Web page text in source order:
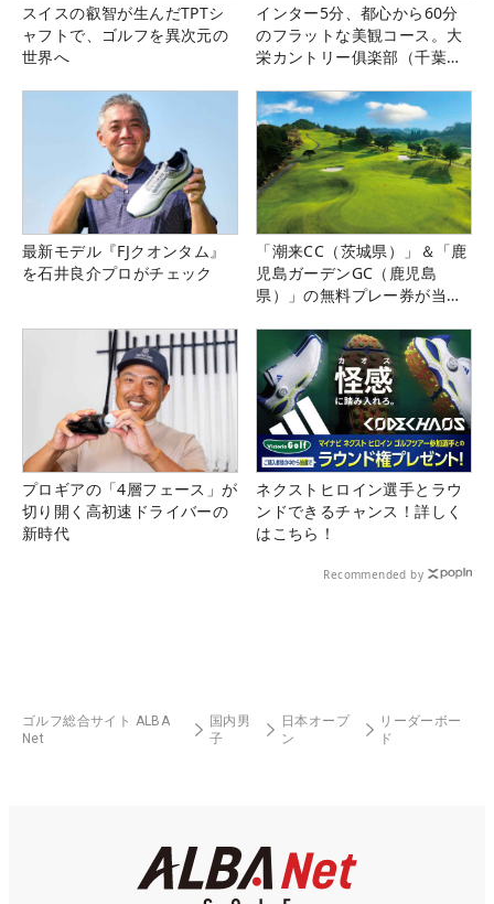
スイスの叡智が生んだTPTシ
ャフトで、ゴルフを異次元の
世界へ
インター5分、都心から60分
のフラットな美観コース。大
栄カントリー俱楽部（千葉
最新モデル『FJクオンタム』
を石井良介プロがチェック
「潮来CC（茨城県）」＆「鹿
児島ガーデンGC（鹿児島
県）」の無料プレー券が当た
プロギアの「4層フェース」が
切り開く高初速ドライバーの
新時代
ネクストヒロイン選手とラウ
ンドできるチャンス！詳しく
はこちら！
Recommended by
ゴルフ総合サイト ALBA
Net
国内男
子
日本オープ
ン
リーダーボー
ド